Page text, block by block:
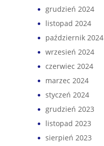
grudzień 2024
listopad 2024
październik 2024
wrzesień 2024
czerwiec 2024
marzec 2024
styczeń 2024
grudzień 2023
listopad 2023
sierpień 2023